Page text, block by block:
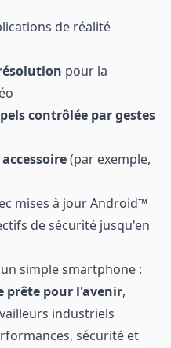
de réalité
pour la
contrôlée par gestes
(par exemple,
mises à jour Android™
de sécurité jusqu'en
simple smartphone :
prête pour l'avenir,
industriels
sécurité et